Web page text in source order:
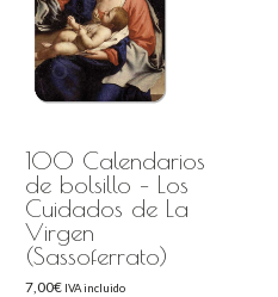
100 Calendarios
de bolsillo – Los
Cuidados de La
Virgen
(Sassoferrato)
7,00€ IVA incluido